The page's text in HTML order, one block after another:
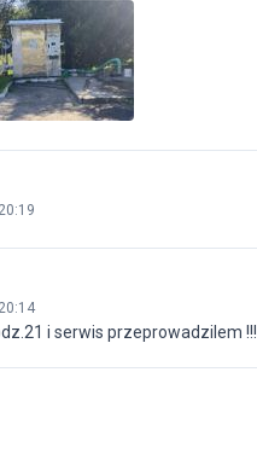
i serwis przeprowadzilem !!!